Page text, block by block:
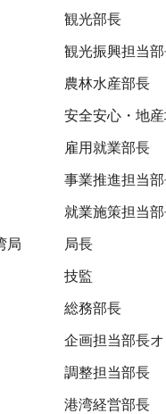
観光部長
観光振興担当
農林水産部長
安全安心・地
雇用就業部長
事業推進担当
就業施策担当
局 局長
技監
総務部長
企画担当部長
調整担当部長
港湾経営部長